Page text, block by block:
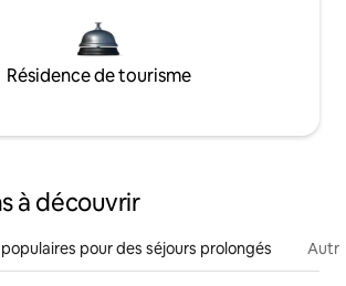
Résidence de tourisme
à découvrir
pour des séjours prolongés